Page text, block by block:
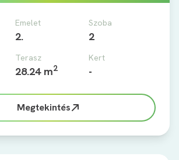
Emelet
2.
Szoba
2
Terasz
28.24 m2
Kert
-
Megtekintés